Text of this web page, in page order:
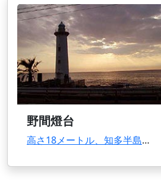
野間燈台
高さ18メートル、知多半島のシンボルとしてそびえ立つ灯台。青い空・青い海と白い灯台とのコン...